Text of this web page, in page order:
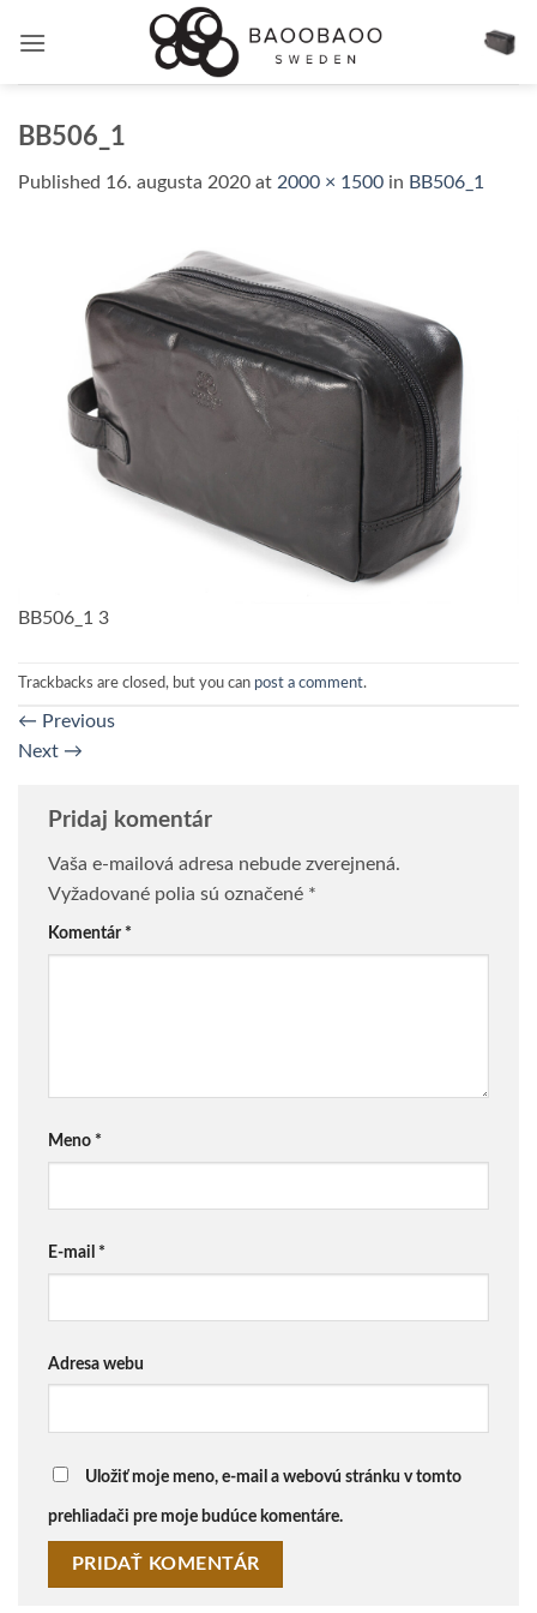
BB506_1
Published 16. augusta 2020 at 2000 × 1500 in BB506_1
BB506_1 3
Trackbacks are closed, but you can post a comment.
← Previous
Next →
Pridaj komentár
Vaša e-mailová adresa nebude zverejnená.
Vyžadované polia sú označené *
Komentár *
Meno *
E-mail *
Adresa webu
Uložiť moje meno, e-mail a webovú stránku v tomto
prehliadači pre moje budúce komentáre.